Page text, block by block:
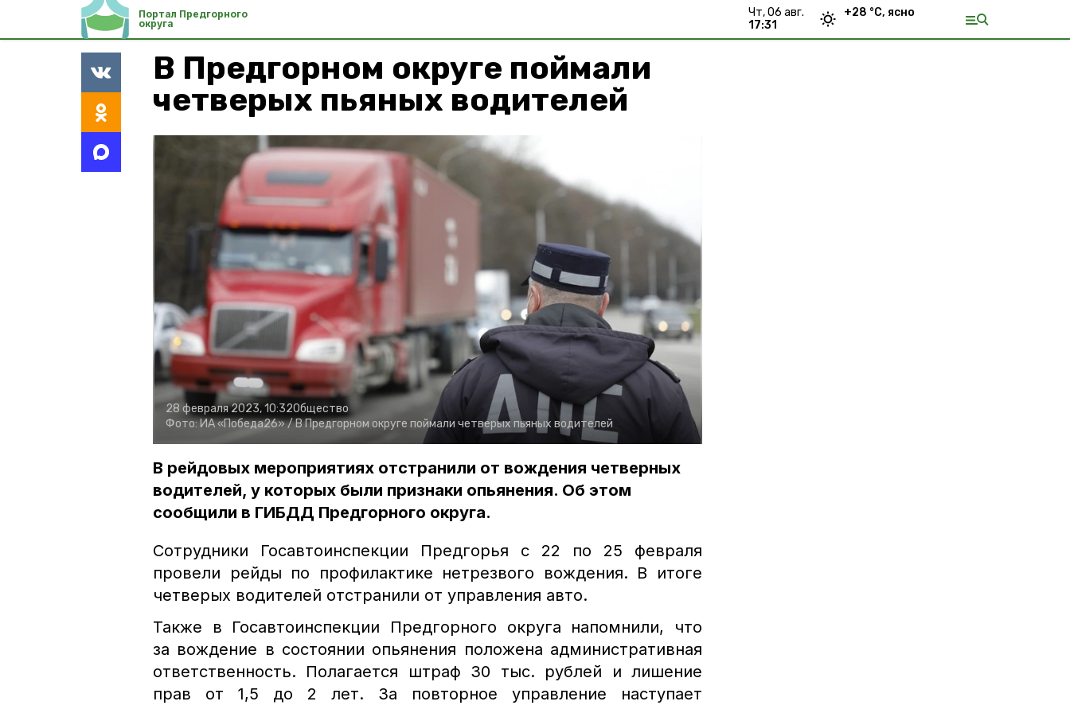
Портал Предгорного
округа
чт, 06 авг.
17:31
+28 °С, ясно
В Предгорном округе поймали
четверых пьяных водителей
28 февраля 2023, 10:32Общество
Фото:ИА «Победа26» /В Предгорном округе поймали четверых пьяных водителей
В рейдовых мероприятиях отстранили от вождения четверных
водителей, у которых были признаки опьянения. Об этом
сообщили в ГИБДД Предгорного округа.
Сотрудники Госавтоинспекции Предгорья с 22 по 25 февраля
провели рейды по профилактике нетрезвого вождения. В итоге
четверых водителей отстранили от управления авто.
Также в Госавтоинспекции Предгорного округа напомнили, что
за вождение в состоянии опьянения положена административная
ответственность. Полагается штраф 30 тыс. рублей и лишение
прав от 1,5 до 2 лет. За повторное управление наступает